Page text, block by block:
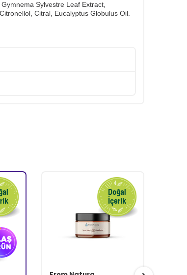
Sylvestre Leaf Extract,
Citral, Eucalyptus Globulus Oil.